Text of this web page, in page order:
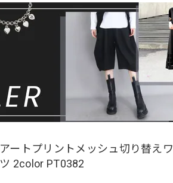
アートプリントメッシュ切り替え
ツ 2color PT0382